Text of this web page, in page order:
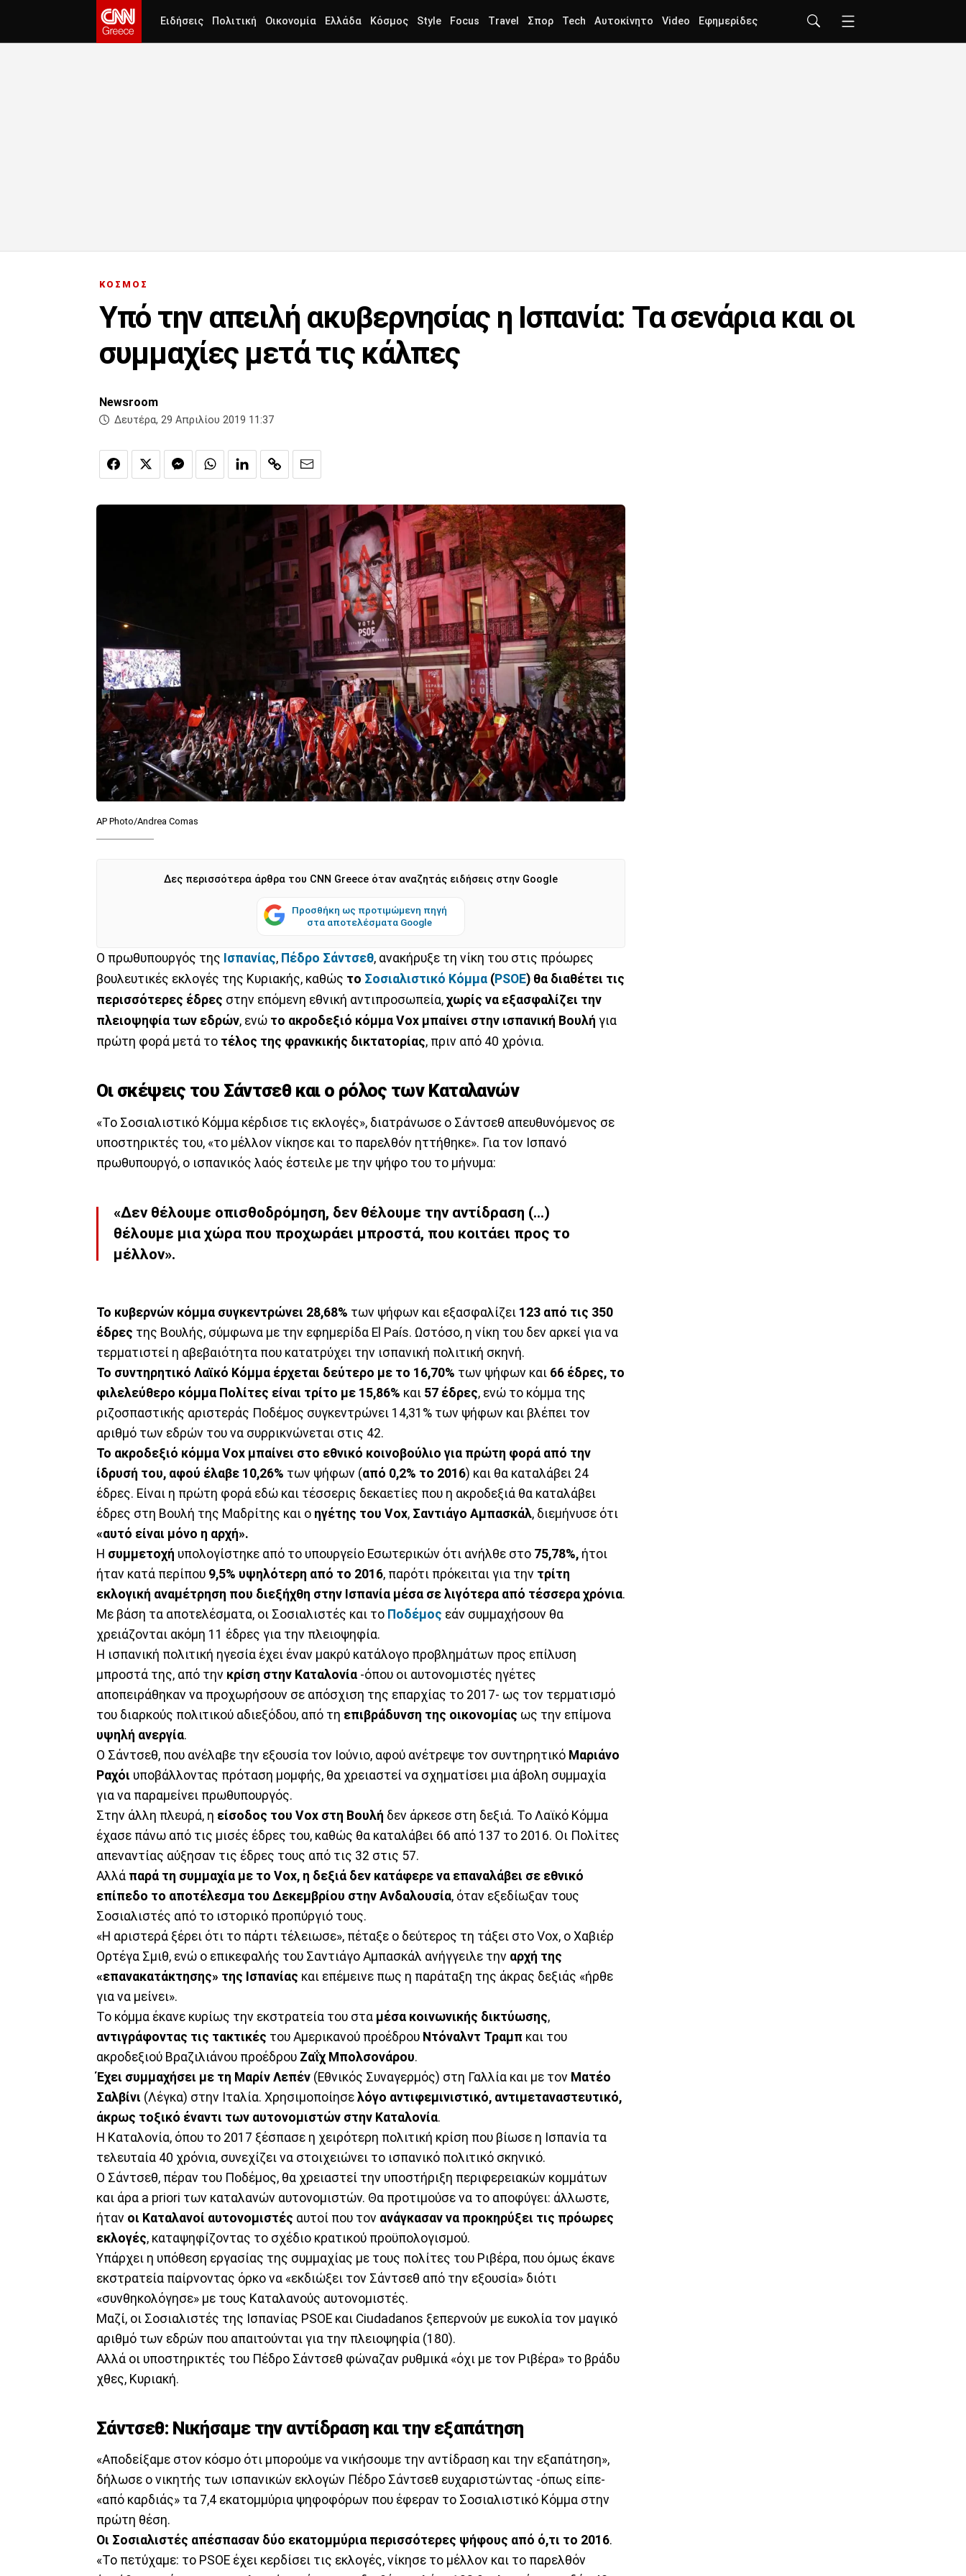
Ειδήσεις Πολιτική Οικονομία Ελλάδα Κόσμος Style Focus Travel Σπορ Tech Αυτοκίνητο Video Εφημερίδες
ΚΟΣΜΟΣ
Υπό την απειλή ακυβερνησίας η Ισπανία: Τα σενάρια και οι
συμμαχίες μετά τις κάλπες
Newsroom
Δευτέρα, 29 Απριλίου 2019 11:37
AP Photo/Andrea Comas
Δες περισσότερα άρθρα του CNN Greece όταν αναζητάς ειδήσεις στην Google
Προσθήκη ως προτιμώμενη πηγή
στα αποτελέσματα Google
Ο πρωθυπουργός της Ισπανίας, Πέδρο Σάντσεθ, ανακήρυξε τη νίκη του στις πρόωρες
βουλευτικές εκλογές της Κυριακής, καθώς το Σοσιαλιστικό Κόμμα (PSOE) θα διαθέτει τις
περισσότερες έδρες στην επόμενη εθνική αντιπροσωπεία, χωρίς να εξασφαλίζει την
πλειοψηφία των εδρών, ενώ το ακροδεξιό κόμμα Vox μπαίνει στην ισπανική Βουλή για
πρώτη φορά μετά το τέλος της φρανκικής δικτατορίας, πριν από 40 χρόνια.
Οι σκέψεις του Σάντσεθ και ο ρόλος των Καταλανών
«Το Σοσιαλιστικό Κόμμα κέρδισε τις εκλογές», διατράνωσε ο Σάντσεθ απευθυνόμενος σε
υποστηρικτές του, «το μέλλον νίκησε και το παρελθόν ηττήθηκε». Για τον Ισπανό
πρωθυπουργό, ο ισπανικός λαός έστειλε με την ψήφο του το μήνυμα:
«Δεν θέλουμε οπισθοδρόμηση, δεν θέλουμε την αντίδραση (...)
θέλουμε μια χώρα που προχωράει μπροστά, που κοιτάει προς το
μέλλον».
Το κυβερνών κόμμα συγκεντρώνει 28,68% των ψήφων και εξασφαλίζει 123 από τις 350
έδρες της Βουλής, σύμφωνα με την εφημερίδα El País. Ωστόσο, η νίκη του δεν αρκεί για να
τερματιστεί η αβεβαιότητα που κατατρύχει την ισπανική πολιτική σκηνή.
Το συντηρητικό Λαϊκό Κόμμα έρχεται δεύτερο με το 16,70% των ψήφων και 66 έδρες, το
φιλελεύθερο κόμμα Πολίτες είναι τρίτο με 15,86% και 57 έδρες, ενώ το κόμμα της
ριζοσπαστικής αριστεράς Ποδέμος συγκεντρώνει 14,31% των ψήφων και βλέπει τον
αριθμό των εδρών του να συρρικνώνεται στις 42.
Το ακροδεξιό κόμμα Vox μπαίνει στο εθνικό κοινοβούλιο για πρώτη φορά από την
ίδρυσή του, αφού έλαβε 10,26% των ψήφων (από 0,2% το 2016) και θα καταλάβει 24
έδρες. Είναι η πρώτη φορά εδώ και τέσσερις δεκαετίες που η ακροδεξιά θα καταλάβει
έδρες στη Βουλή της Μαδρίτης και ο ηγέτης του Vox, Σαντιάγο Αμπασκάλ, διεμήνυσε ότι
«αυτό είναι μόνο η αρχή».
Η συμμετοχή υπολογίστηκε από το υπουργείο Εσωτερικών ότι ανήλθε στο 75,78%, ήτοι
ήταν κατά περίπου 9,5% υψηλότερη από το 2016, παρότι πρόκειται για την τρίτη
εκλογική αναμέτρηση που διεξήχθη στην Ισπανία μέσα σε λιγότερα από τέσσερα χρόνια.
Με βάση τα αποτελέσματα, οι Σοσιαλιστές και το Ποδέμος εάν συμμαχήσουν θα
χρειάζονται ακόμη 11 έδρες για την πλειοψηφία.
Η ισπανική πολιτική ηγεσία έχει έναν μακρύ κατάλογο προβλημάτων προς επίλυση
μπροστά της, από την κρίση στην Καταλονία -όπου οι αυτονομιστές ηγέτες
αποπειράθηκαν να προχωρήσουν σε απόσχιση της επαρχίας το 2017- ως τον τερματισμό
του διαρκούς πολιτικού αδιεξόδου, από τη επιβράδυνση της οικονομίας ως την επίμονα
υψηλή ανεργία.
Ο Σάντσεθ, που ανέλαβε την εξουσία τον Ιούνιο, αφού ανέτρεψε τον συντηρητικό Μαριάνο
Ραχόι υποβάλλοντας πρόταση μομφής, θα χρειαστεί να σχηματίσει μια άβολη συμμαχία
για να παραμείνει πρωθυπουργός.
Στην άλλη πλευρά, η είσοδος του Vox στη Βουλή δεν άρκεσε στη δεξιά. Το Λαϊκό Κόμμα
έχασε πάνω από τις μισές έδρες του, καθώς θα καταλάβει 66 από 137 το 2016. Οι Πολίτες
απεναντίας αύξησαν τις έδρες τους από τις 32 στις 57.
Αλλά παρά τη συμμαχία με το Vox, η δεξιά δεν κατάφερε να επαναλάβει σε εθνικό
επίπεδο το αποτέλεσμα του Δεκεμβρίου στην Ανδαλουσία, όταν εξεδίωξαν τους
Σοσιαλιστές από το ιστορικό προπύργιό τους.
«Η αριστερά ξέρει ότι το πάρτι τέλειωσε», πέταξε ο δεύτερος τη τάξει στο Vox, ο Χαβιέρ
Ορτέγα Σμιθ, ενώ ο επικεφαλής του Σαντιάγο Αμπασκάλ ανήγγειλε την αρχή της
«επανακατάκτησης» της Ισπανίας και επέμεινε πως η παράταξη της άκρας δεξιάς «ήρθε
για να μείνει».
Το κόμμα έκανε κυρίως την εκστρατεία του στα μέσα κοινωνικής δικτύωσης,
αντιγράφοντας τις τακτικές του Αμερικανού προέδρου Ντόναλντ Τραμπ και του
ακροδεξιού Βραζιλιάνου προέδρου Ζαΐχ Μπολσονάρου.
Έχει συμμαχήσει με τη Μαρίν Λεπέν (Εθνικός Συναγερμός) στη Γαλλία και με τον Ματέο
Σαλβίνι (Λέγκα) στην Ιταλία. Χρησιμοποίησε λόγο αντιφεμινιστικό, αντιμεταναστευτικό,
άκρως τοξικό έναντι των αυτονομιστών στην Καταλονία.
Η Καταλονία, όπου το 2017 ξέσπασε η χειρότερη πολιτική κρίση που βίωσε η Ισπανία τα
τελευταία 40 χρόνια, συνεχίζει να στοιχειώνει το ισπανικό πολιτικό σκηνικό.
Ο Σάντσεθ, πέραν του Ποδέμος, θα χρειαστεί την υποστήριξη περιφερειακών κομμάτων
και άρα a priori των καταλανών αυτονομιστών. Θα προτιμούσε να το αποφύγει: άλλωστε,
ήταν οι Καταλανοί αυτονομιστές αυτοί που τον ανάγκασαν να προκηρύξει τις πρόωρες
εκλογές, καταψηφίζοντας το σχέδιο κρατικού προϋπολογισμού.
Υπάρχει η υπόθεση εργασίας της συμμαχίας με τους πολίτες του Ριβέρα, που όμως έκανε
εκστρατεία παίρνοντας όρκο να «εκδιώξει τον Σάντσεθ από την εξουσία» διότι
«συνθηκολόγησε» με τους Καταλανούς αυτονομιστές.
Μαζί, οι Σοσιαλιστές της Ισπανίας PSOE και Ciudadanos ξεπερνούν με ευκολία τον μαγικό
αριθμό των εδρών που απαιτούνται για την πλειοψηφία (180).
Αλλά οι υποστηρικτές του Πέδρο Σάντσεθ φώναζαν ρυθμικά «όχι με τον Ριβέρα» το βράδυ
χθες, Κυριακή.
Σάντσεθ: Νικήσαμε την αντίδραση και την εξαπάτηση
«Αποδείξαμε στον κόσμο ότι μπορούμε να νικήσουμε την αντίδραση και την εξαπάτηση»,
δήλωσε ο νικητής των ισπανικών εκλογών Πέδρο Σάντσεθ ευχαριστώντας -όπως είπε-
«από καρδιάς» τα 7,4 εκατομμύρια ψηφοφόρων που έφεραν το Σοσιαλιστικό Κόμμα στην
πρώτη θέση.
Οι Σοσιαλιστές απέσπασαν δύο εκατομμύρια περισσότερες ψήφους από ό,τι το 2016.
«Το πετύχαμε: το PSOE έχει κερδίσει τις εκλογές, νίκησε το μέλλον και το παρελθόν